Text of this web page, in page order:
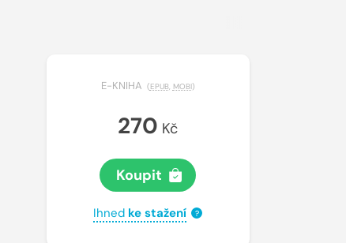
E-KNIHA (EPUB, MOBI)
270 Kč
Koupit
Ihned ke stažení ?